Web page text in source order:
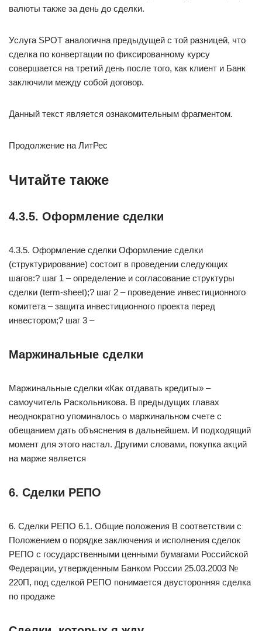
валюты также за день до сделки.
Услуга SPOT аналогична предыдущей с той разницей, что
сделка по конвертации по фиксированному курсу
совершается на третий день после того, как клиент и Банк
заключили между собой договор.
Данный текст является ознакомительным фрагментом.
Продолжение на ЛитРес
Читайте также
4.3.5. Оформление сделки
4.3.5. Оформление сделки Оформление сделки
(структурирование) состоит в проведении следующих
шагов:? шаг 1 – определение и согласование структуры
сделки (term-sheet);? шаг 2 – проведение инвестиционного
комитета – защита инвестиционного проекта перед
инвестором;? шаг 3 –
Маржинальные сделки
Маржинальные сделки «Как отдавать кредиты» –
самоучитель Раскольникова. В предыдущих главах
неоднократно упоминалось о маржинальном счете с
обещанием дать объяснения в дальнейшем. И подходящий
момент для этого настал. Другими словами, покупка акций
на марже является
6. Сделки РЕПО
6. Сделки РЕПО 6.1. Общие положения В соответствии с
Положением о порядке заключения и исполнения сделок
РЕПО с государственными ценными бумагами Российской
Федерации, утвержденным Банком России 25.03.2003 №
220П, под сделкой РЕПО понимается двусторонняя сделка
по продаже